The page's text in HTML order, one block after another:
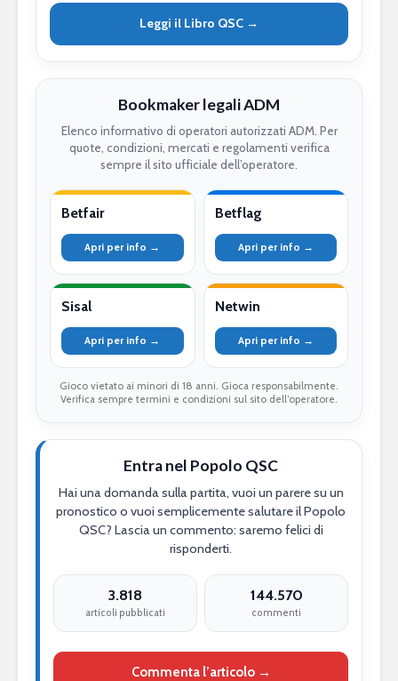
Leggi il Libro QSC →
Bookmaker legali ADM
Elenco informativo di operatori autorizzati ADM. Per
quote, condizioni, mercati e regolamenti verifica
sempre il sito ufficiale dell’operatore.
Betfair
Apri per info →
Betflag
Apri per info →
Sisal
Apri per info →
Netwin
Apri per info →
Gioco vietato ai minori di 18 anni. Gioca responsabilmente.
Verifica sempre termini e condizioni sul sito dell’operatore.
Entra nel Popolo QSC
Hai una domanda sulla partita, vuoi un parere su un
pronostico o vuoi semplicemente salutare il Popolo
QSC? Lascia un commento: saremo felici di
risponderti.
3.818
articoli pubblicati
144.570
commenti
Commenta l’articolo →